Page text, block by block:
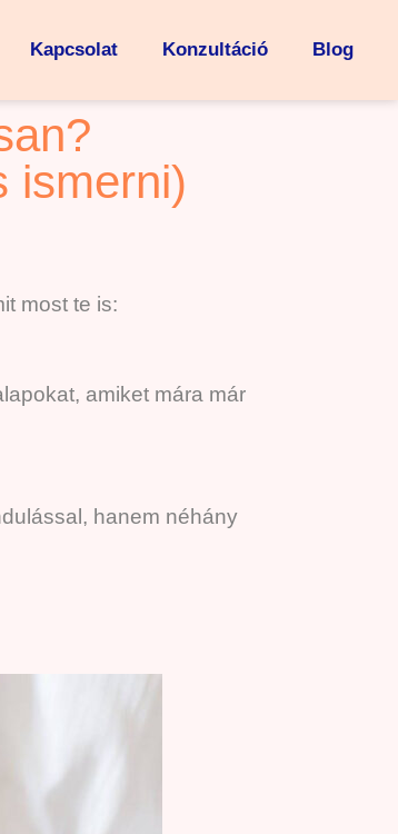
Kapcsolat Konzultáció Blog
ismerni)
most te is:
amiket mára már
hanem néhány